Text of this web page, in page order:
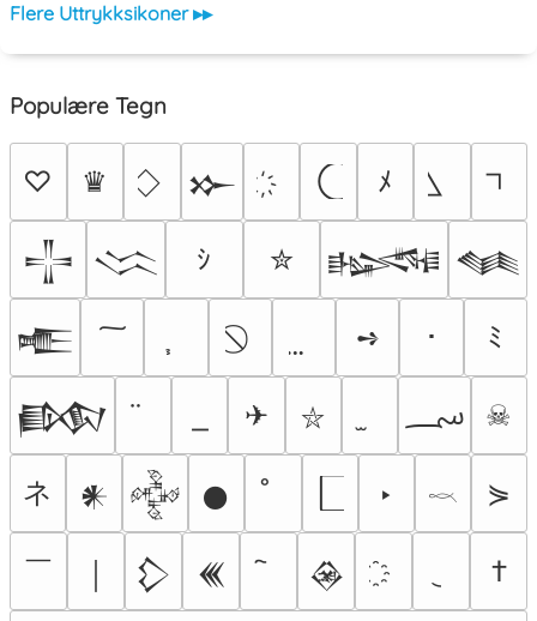
Flere Uttrykksikoner ▸▸
Populære Tegn
♡ ♛ 𒁍 ﾒ
𒋲 𒈱 ｼ ✮ 𒈙 𒈝
𒍫 ➺ ･ ﾐ
𒁃 ✈ ⛥ ؄ ☠
ネ 𒀭 𒅒 𒊹 ‣ 𓎖 ⋟
￣ 𒁷 𒌍 𒊲
†